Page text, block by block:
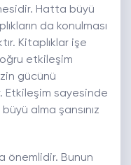
Hatta büyü
da konulması
Kitaplıklar işe
etkileşim
gücünü
Etkileşim sayesinde
alma şansınız
önemlidir. Bunun